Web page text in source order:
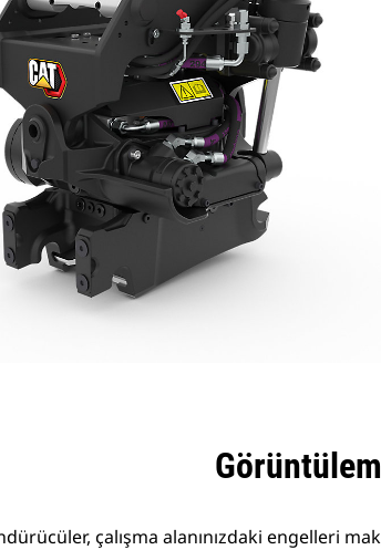
çalışma alanınızdaki engelleri